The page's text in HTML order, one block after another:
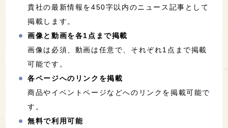
貴社の最新情報を450字以内のニュース記事として
掲載します。
画像と動画を各1点まで掲載
画像は必須、動画は任意で、それぞれ1点まで掲載
可能です。
各ページへのリンクを掲載
商品やイベントページなどへのリンクを掲載可能で
す。
無料で利用可能